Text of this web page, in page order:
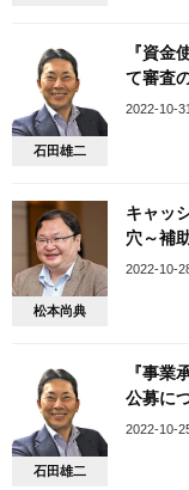
石田雄二
『資金
て審査
2022-10-31
松本尚典
キャッ
穴～補
2022-10-
石田雄二
『事業
公募に
日から
2022-10-